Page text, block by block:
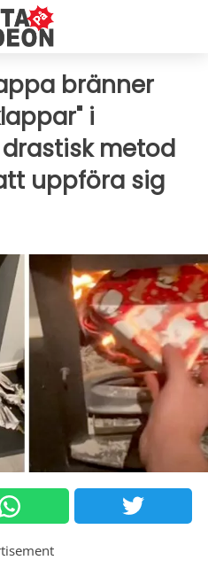
bränner
i
metod
uppföra sig